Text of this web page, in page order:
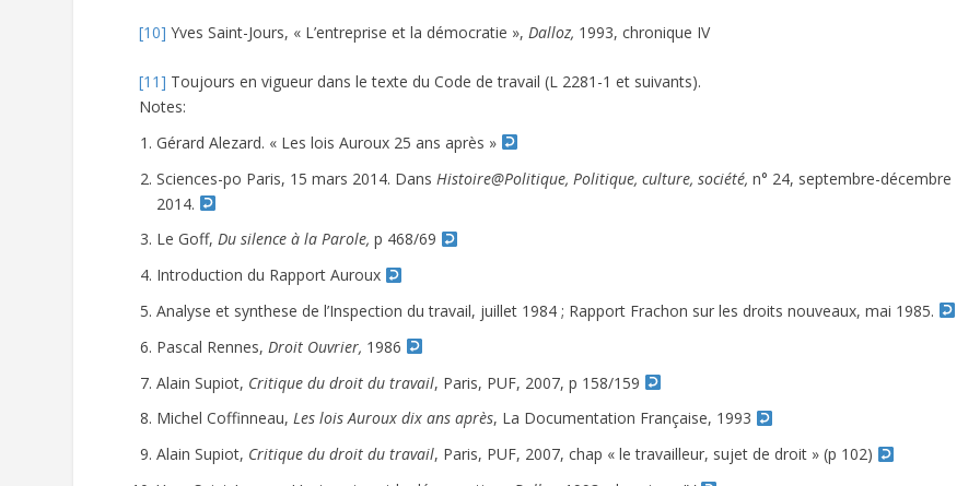
[10] Yves Saint-Jours, « L’entreprise et la démocratie », Dalloz, 1993, chronique IV
[11] Toujours en vigueur dans le texte du Code de travail (L 2281-1 et suivants).
Notes:
Gérard Alezard. « Les lois Auroux 25 ans après »
Sciences-po Paris, 15 mars 2014. Dans Histoire@Politique, Politique, culture, société,n° 24, septembre-décembre
2014.
Le Goff,Du silence à la Parole, p 468/69
Introduction du Rapport Auroux
Analyse et synthese de l’Inspection du travail, juillet 1984 ; Rapport Frachon sur les droits nouveaux, mai 1985.
Pascal Rennes, Droit Ouvrier, 1986
Alain Supiot, Critique du droit du travail, Paris, PUF, 2007, p 158/159
Michel Coffinneau,Les lois Auroux dix ans après, La Documentation Française, 1993
Alain Supiot, Critique du droit du travail, Paris, PUF, 2007, chap « le travailleur, sujet de droit » (p 102)